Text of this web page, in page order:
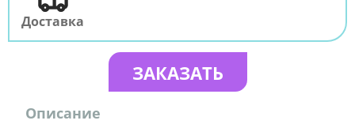
Доставка
ЗАКАЗАТЬ
Описание